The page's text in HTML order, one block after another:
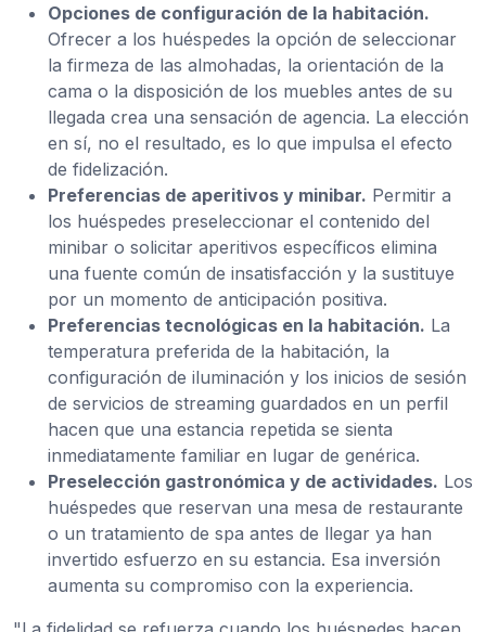
Opciones de configuración de la habitación.
Ofrecer a los huéspedes la opción de seleccionar
la firmeza de las almohadas, la orientación de la
cama o la disposición de los muebles antes de su
llegada crea una sensación de agencia. La elección
en sí, no el resultado, es lo que impulsa el efecto
de fidelización.
Preferencias de aperitivos y minibar. Permitir a
los huéspedes preseleccionar el contenido del
minibar o solicitar aperitivos específicos elimina
una fuente común de insatisfacción y la sustituye
por un momento de anticipación positiva.
Preferencias tecnológicas en la habitación. La
temperatura preferida de la habitación, la
configuración de iluminación y los inicios de sesión
de servicios de streaming guardados en un perfil
hacen que una estancia repetida se sienta
inmediatamente familiar en lugar de genérica.
Preselección gastronómica y de actividades. Los
huéspedes que reservan una mesa de restaurante
o un tratamiento de spa antes de llegar ya han
invertido esfuerzo en su estancia. Esa inversión
aumenta su compromiso con la experiencia.